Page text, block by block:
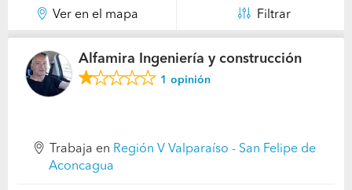
Ver en el mapa Filtrar
Alfamira Ingeniería y construcción
1 opinión
Trabaja en Región V Valparaíso - San Felipe de
Aconcagua